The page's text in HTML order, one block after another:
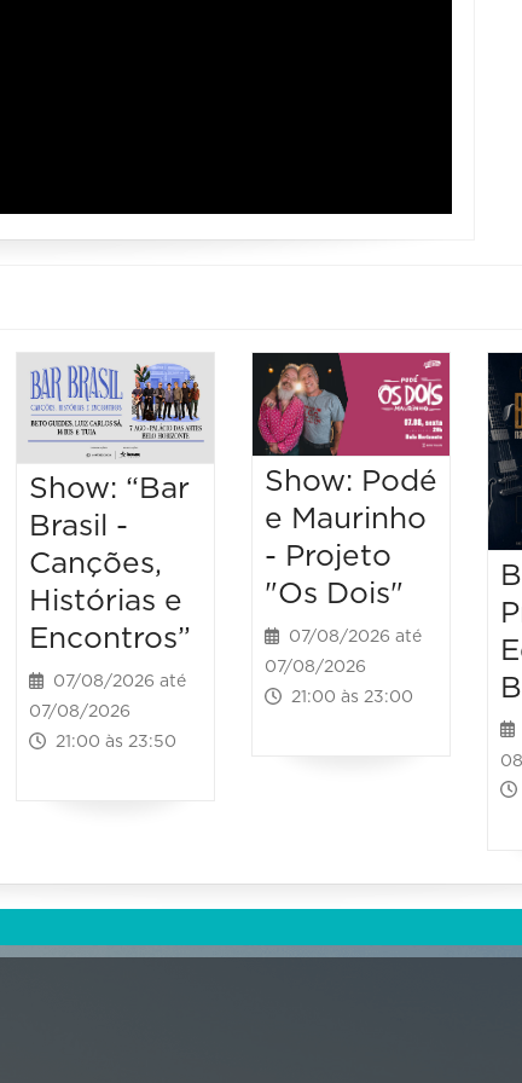
Show: “Bar
Brasil -
Canções,
Histórias e
Encontros”
07/08/2026 até
07/08/2026
21:00 às 23:50
Show: Podé
e Maurinho
- Projeto
"Os Dois"
07/08/2026 até
07/08/2026
21:00 às 23:00